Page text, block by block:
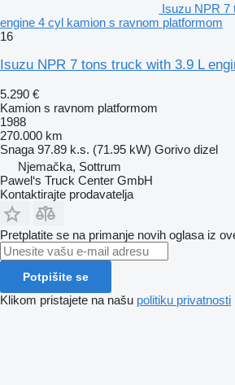
Isuzu NPR 7
engine 4 cyl kamion s ravnom platformom
16
Isuzu NPR 7 tons truck with 3.9 L
5.290 €
Kamion s ravnom platformom
1988
270.000 km
Snaga 97.89 k.s. (71.95 kW) Gorivo dizel
Njemačka, Sottrum
Pawel‘s Truck Center GmbH
Kontaktirajte prodavatelja
Pretplatite se na primanje novih oglasa iz
Potpišite se
Klikom pristajete na našu politiku privatnosti